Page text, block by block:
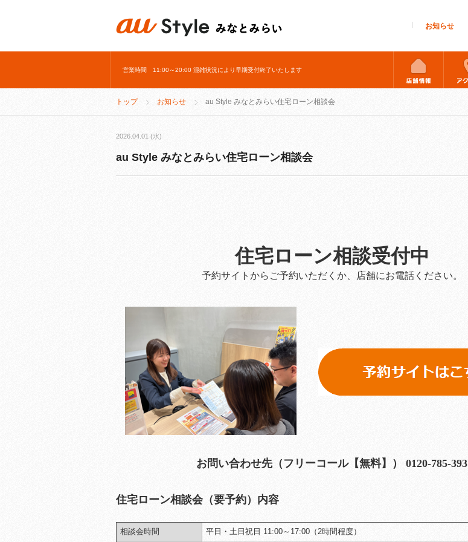
お知らせ
営業時間 11:00～20:00 混雑状況により早期受付終了いたします
トップ お知らせ au Style みなとみらい住宅ローン相談会
2026.04.01 (水)
au Style みなとみらい住宅ローン相談会
住宅ローン相談受付中
予約サイトからご予約いただくか、店舗にお電話ください。
お問い合わせ先（フリーコール【無料】） 0120-785-393
住宅ローン相談会（要予約）内容
相談会時間 平日・土日祝日 11:00～17:00（2時間程度）